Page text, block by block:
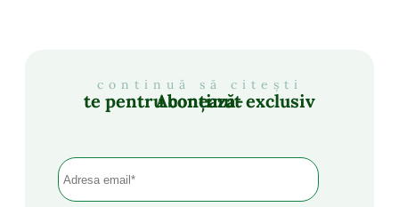
continuă să citești
Abonează-te pentru conținut exclusiv